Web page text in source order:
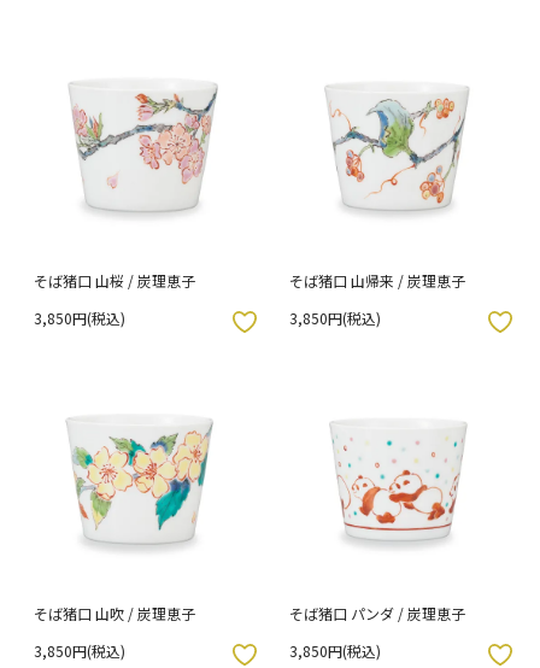
そば猪口 山桜 / 炭理恵子
3,850円(税込)
そば猪口 山帰来 / 炭理恵子
3,850円(税込)
お気に入りボタン
そば猪口 山吹 / 炭理恵子
3,850円(税込)
そば猪口 パンダ / 炭理恵子
3,850円(税込)
お気に入りボタン